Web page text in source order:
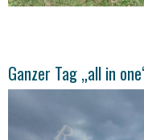
Ganzer Tag „all in